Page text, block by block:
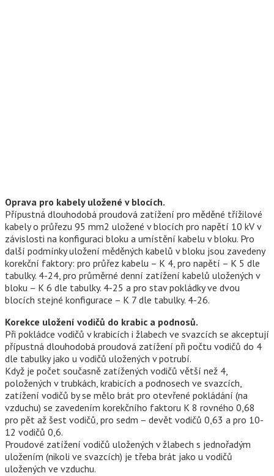
Oprava pro kabely uložené v blocích.
Přípustná dlouhodobá proudová zatížení pro měděné třížilové
kabely o průřezu 95 mm2 uložené v blocích pro napětí 10 kV v
závislosti na konfiguraci bloku a umístění kabelu v bloku. Pro
další podmínky uložení měděných kabelů v bloku jsou zavedeny
korekční faktory: pro průřez kabelu – K 4, pro napětí – K 5 dle
tabulky. 4-24, pro průměrné denní zatížení kabelů uložených v
bloku – K 6 dle tabulky. 4-25 a pro stav pokládky ve dvou
blocích stejné konfigurace – K 7 dle tabulky. 4-26.
Korekce uložení vodičů do krabic a podnosů.
Při pokládce vodičů v krabicích i žlabech ve svazcích se akceptují
přípustná dlouhodobá proudová zatížení při počtu vodičů do 4
dle tabulky jako u vodičů uložených v potrubí.
Když je počet současně zatížených vodičů větší než 4,
položených v trubkách, krabicích a podnosech ve svazcích,
zatížení vodičů by se mělo brát pro otevřené pokládání (na
vzduchu) se zavedením korekčního faktoru K 8 rovného 0,68
pro pět až šest vodičů, pro sedm – devět vodičů 0,63 a pro 10-
12 vodičů 0,6.
Proudové zatížení vodičů uložených v žlabech s jednořadým
uložením (nikoli ve svazcích) je třeba brát jako u vodičů
uložených ve vzduchu.